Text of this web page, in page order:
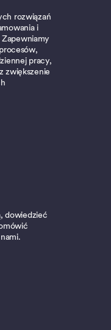
rozwiązań
i
Zapewniamy
pracy,
zwiększenie
dowiedzieć